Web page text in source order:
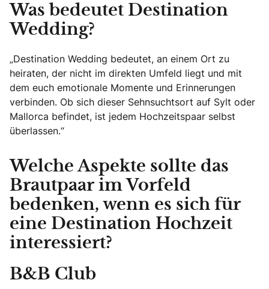
Was bedeutet Destination
Wedding?
„Destination Wedding bedeutet, an einem Ort zu
heiraten, der nicht im direkten Umfeld liegt und mit
dem euch emotionale Momente und Erinnerungen
verbinden. Ob sich dieser Sehnsuchtsort auf Sylt oder
Mallorca befindet, ist jedem Hochzeitspaar selbst
überlassen.“
Welche Aspekte sollte das
Brautpaar im Vorfeld
bedenken, wenn es sich für
eine Destination Hochzeit
interessiert?
B&B Club